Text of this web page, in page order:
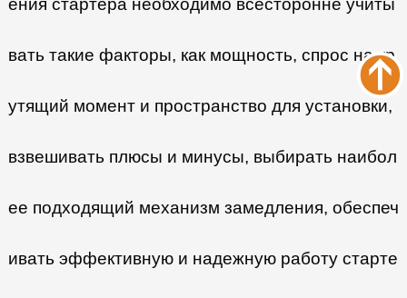
ения стартера необходимо всесторонне учиты
вать такие факторы, как мощность, спрос на кр
утящий момент и пространство для установки,
взвешивать плюсы и минусы, выбирать наибол
ее подходящий механизм замедления, обеспеч
ивать эффективную и надежную работу старте